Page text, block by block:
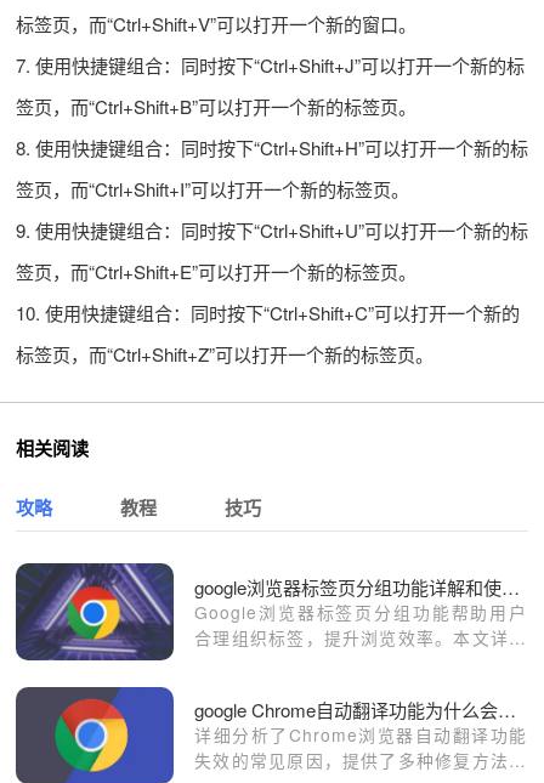
标签页，而“Ctrl+Shift+V”可以打开一个新的窗口。
7. 使用快捷键组合：同时按下“Ctrl+Shift+J”可以打开一个新的标
签页，而“Ctrl+Shift+B”可以打开一个新的标签页。
8. 使用快捷键组合：同时按下“Ctrl+Shift+H”可以打开一个新的标
签页，而“Ctrl+Shift+I”可以打开一个新的标签页。
9. 使用快捷键组合：同时按下“Ctrl+Shift+U”可以打开一个新的标
签页，而“Ctrl+Shift+E”可以打开一个新的标签页。
10. 使用快捷键组合：同时按下“Ctrl+Shift+C”可以打开一个新的
标签页，而“Ctrl+Shift+Z”可以打开一个新的标签页。
相关阅读
攻略 教程 技巧
google浏览器标签页分组功能详解和使用操作教程
Google浏览器标签页分组功能帮助用户
合理组织标签，提升浏览效率。本文详解
google Chrome自动翻译功能为什么会失效
详细分析了Chrome浏览器自动翻译功能
失效的常见原因，提供了多种修复方法，